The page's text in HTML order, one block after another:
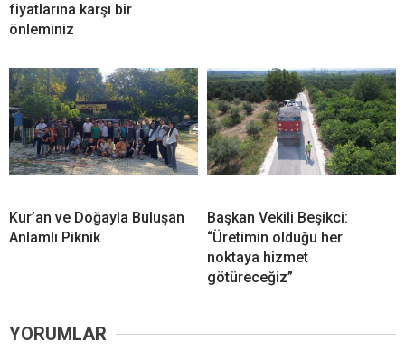
fiyatlarına karşı bir
önleminiz
Kur’an ve Doğayla Buluşan
Anlamlı Piknik
Başkan Vekili Beşikci:
“Üretimin olduğu her
noktaya hizmet
götüreceğiz”
YORUMLAR